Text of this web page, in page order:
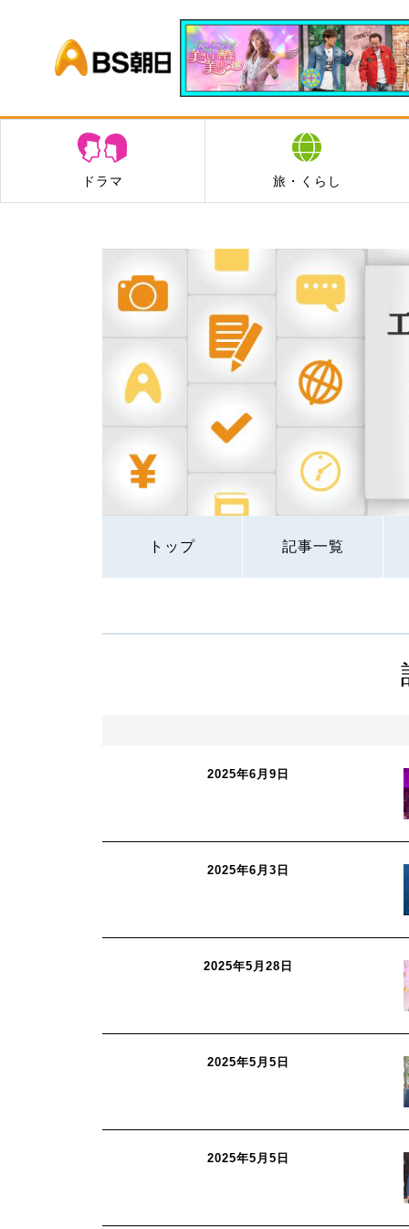
BS朝日
ドラマ 旅・くらし
トップ 記事一覧
2025年6月9日
2025年6月3日
2025年5月28日
2025年5月5日
2025年5月5日